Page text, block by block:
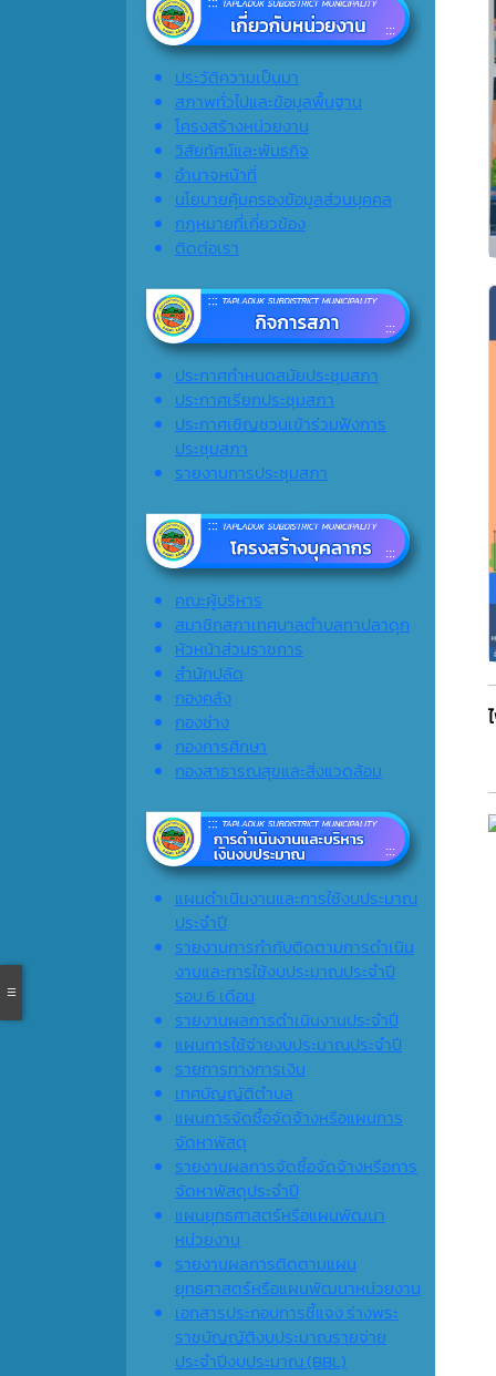
ประวัติความเป็นมา
สภาพทั่วไปและข้อมูลพื้นฐาน
โครงสร้างหน่วยงาน
วิสัยทัศน์และพันธกิจ
อำนาจหน้าที่
นโยบายคุ้มครองข้อมูลส่วนบุคคล
กฎหมายที่เกี่ยวข้อง
ติดต่อเรา
ประกาศกำหนดสมัยประชุมสภา
ประกาศเรียกประชุมสภา
ประกาศเชิญชวนเข้าร่วมฟังการ
ประชุมสภา
รายงานการประชุมสภา
คณะผู้บริหาร
สมาชิกสภาเทศบาลตำบลทาปลาดุก
หัวหน้าส่วนราชการ
สำนักปลัด
กองคลัง
กองช่าง
กองการศึกษา
กองสาธารณสุขและสิ่งแวดล้อม
แผนดำเนินงานและการใช้งบประมาณ
ประจำปี
รายงานการกำกับติดตามการดำเนิน
งานและการใช้งบประมาณประจำปี
รอบ 6 เดือน
รายงานผลการดำเนินงานประจำปี
แผนการใช้จ่ายงบประมาณประจำปี
รายการทางการเงิน
เทศบัญญัติตำบล
แผนการจัดซื้อจัดจ้างหรือแผนการ
จัดหาพัสดุ
รายงานผลการจัดซื้อจัดจ้างหรือการ
จัดหาพัสดุประจำปี
แผนยุทธศาสตร์หรือแผนพัฒนา
หน่วยงาน
รายงานผลการติดตามแผน
ยุทธศาสตร์หรือแผนพัฒนาหน่วยงาน
เอกสารประกอบการชี้แจง ร่างพระ
ราชบัญญัติงบประมาณรายจ่าย
ประจำปีงบประมาณ (ฺBBL)